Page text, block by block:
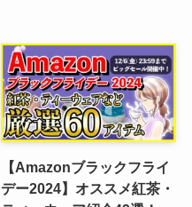
【Amazonブラックフライ
デー2024】オススメ紅茶・